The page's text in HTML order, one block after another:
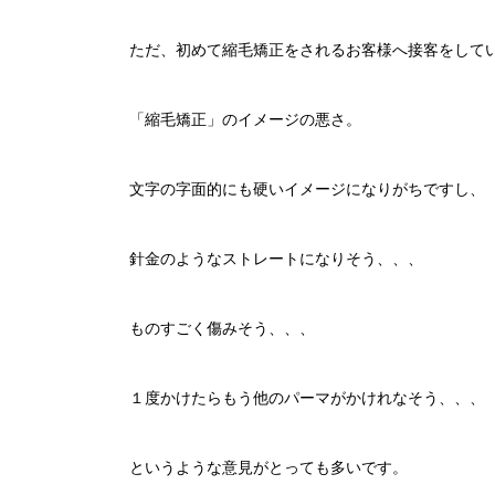
ただ、初めて縮毛矯正をされるお客様へ接客をして
「縮毛矯正」のイメージの悪さ。
文字の字面的にも硬いイメージになりがちですし、
針金のようなストレートになりそう、、、
ものすごく傷みそう、、、
１度かけたらもう他のパーマがかけれなそう、、、
というような意見がとっても多いです。